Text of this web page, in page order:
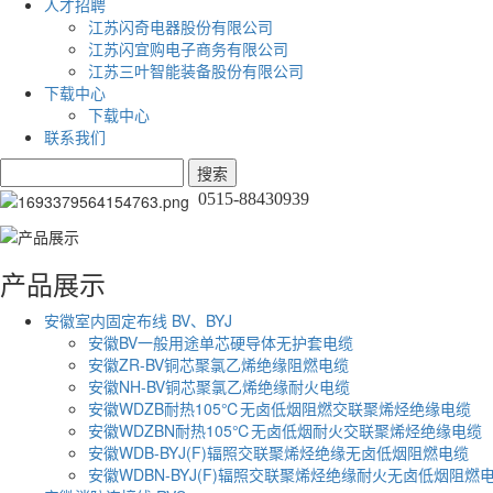
人才招聘
江苏闪奇电器股份有限公司
江苏闪宜购电子商务有限公司
江苏三叶智能装备股份有限公司
下载中心
下载中心
联系我们
0515-88430939
产品展示
安徽室内固定布线 BV、BYJ
安徽BV一般用途单芯硬导体无护套电缆
安徽ZR-BV铜芯聚氯乙烯绝缘阻燃电缆
安徽NH-BV铜芯聚氯乙烯绝缘耐火电缆
安徽WDZB耐热105℃无卤低烟阻燃交联聚烯烃绝缘电缆
安徽WDZBN耐热105℃无卤低烟耐火交联聚烯烃绝缘电缆
安徽WDB-BYJ(F)辐照交联聚烯烃绝缘无卤低烟阻燃电缆
安徽WDBN-BYJ(F)辐照交联聚烯烃绝缘耐火无卤低烟阻燃